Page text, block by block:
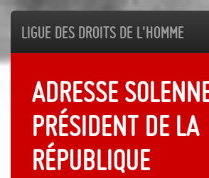
Ligue des droits de l'Homme
Adresse
président de la
République